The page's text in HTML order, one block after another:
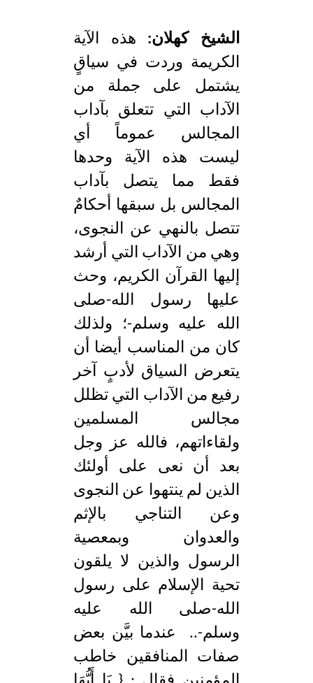
الشيخ كهلان: هذه الآية
الكريمة وردت في سياقٍ
يشتمل على جملة من
الآداب التي تتعلق بآداب
المجالس عموماً أي
ليست هذه الآية وحدها
فقط مما يتصل بآداب
المجالس بل سبقها أحكامٌ
تتصل بالنهي عن النجوى،
وهي من الآداب التي أرشد
إليها القرآن الكريم، وحث
عليها رسول الله-صلى
الله عليه وسلم-؛ ولذلك
كان من المناسب أيضا أن
يتعرض السياق لأدبٍ آخر
رفيع من الآداب التي تظلل
مجالس المسلمين
ولقاءاتهم، فالله عز وجل
بعد أن نعى على أولئك
الذين لم ينتهوا عن النجوى
وعن التناجي بالإثم
والعدوان وبمعصية
الرسول والذين لا يلقون
تحية الإسلام على رسول
الله-صلى الله عليه
وسلم-.. عندما بيَّن بعض
صفات المنافقين خاطب